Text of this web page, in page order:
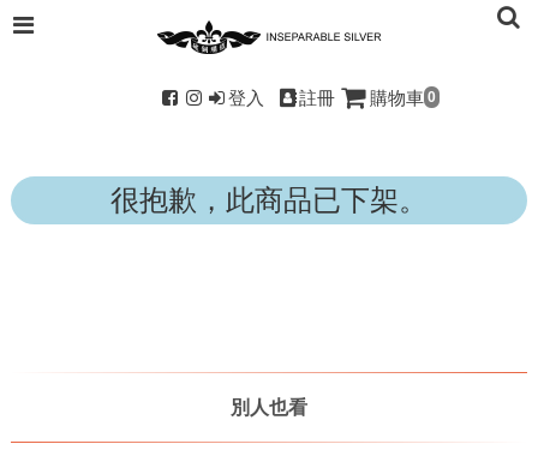
登入 註冊 購物車 0
很抱歉，此商品已下架。
別人也看